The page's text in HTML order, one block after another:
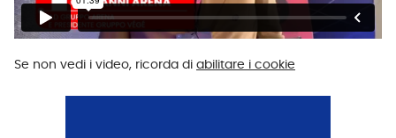
Se non vedi i video, ricorda di abilitare i cookie